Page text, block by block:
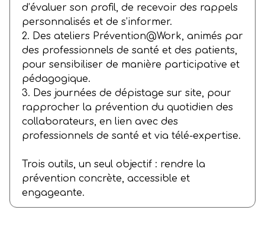
d’évaluer son profil, de recevoir des rappels
personnalisés et de s’informer.
2. Des ateliers Prévention@Work, animés par
des professionnels de santé et des patients,
pour sensibiliser de manière participative et
pédagogique.
3. Des journées de dépistage sur site, pour
rapprocher la prévention du quotidien des
collaborateurs, en lien avec des
professionnels de santé et via télé-expertise.
Trois outils, un seul objectif : rendre la
prévention concrète, accessible et
engageante.